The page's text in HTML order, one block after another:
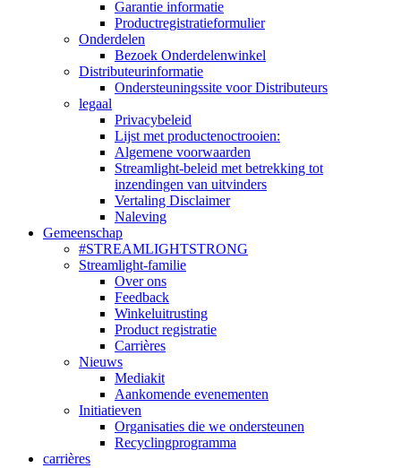
Garantie informatie
Productregistratieformulier
Onderdelen
Bezoek Onderdelenwinkel
Distributeurinformatie
Ondersteuningssite voor Distributeurs
legaal
Privacybeleid
Lijst met productenoctrooien:
Algemene voorwaarden
Streamlight-beleid met betrekking tot
inzendingen van uitvinders
Vertaling Disclaimer
Naleving
Gemeenschap
#STREAMLIGHTSTRONG
Streamlight-familie
Over ons
Feedback
Winkeluitrusting
Product registratie
Carrières
Nieuws
Mediakit
Aankomende evenementen
Initiatieven
Organisaties die we ondersteunen
Recyclingprogramma
carrières